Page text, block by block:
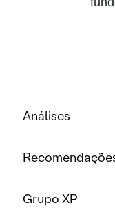
Análises
Grupo XP